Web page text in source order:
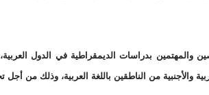
والمهتمين بدراسات الديمقراطية في الدول
والأجنبية من الناطقين باللغة العربية، وذلك من